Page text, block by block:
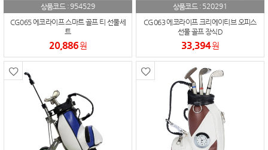
상품코드 :954529
CG065 에코라이프 스마트 골프 티 선물세
트
20,886원
상품코드 : 520291
CG063 에코라이프 크리에이티브 오피스
선물 골프 장식D
33,394원